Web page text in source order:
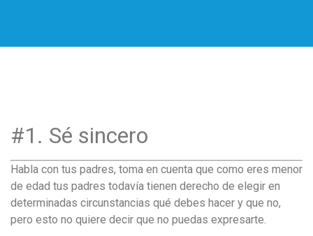
визуальное
оформление.
Среди
таких
обсуждений
игра
https://xn-
#1. Sé sincero
Habla con tus padres, toma en cuenta que como eres menor
de edad tus padres todavía tienen derecho de elegir en
determinadas circunstancias qué debes hacer y que no,
pero esto no quiere decir que no puedas expresarte.